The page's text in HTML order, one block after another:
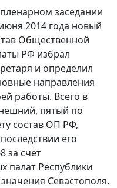
заседании
2014 года новый
Общественной
РФ избрал
и определил
направления
работы. Всего в
пятый по
состав ОП РФ,
его
за счет
палат Республики
Севастополя.